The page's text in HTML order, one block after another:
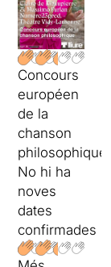
Concours
européen
de la
chanson
philosophique
No hi ha
noves
dates
confirmades